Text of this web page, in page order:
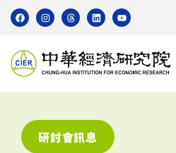
研討會訊息